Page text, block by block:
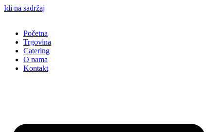
Idi na sadržaj
Početna
Trgovina
Catering
O nama
Kontakt